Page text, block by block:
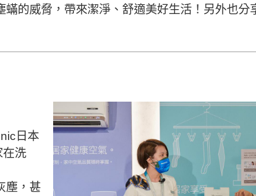
的威脅，帶來潔淨、舒適美好生活！另外也分
日本
在洗
塵，甚